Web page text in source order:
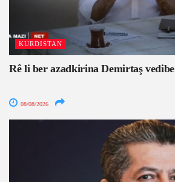
KURDISTAN
Rê li ber azadkirina Demirtaş vedibe
08/08/2026